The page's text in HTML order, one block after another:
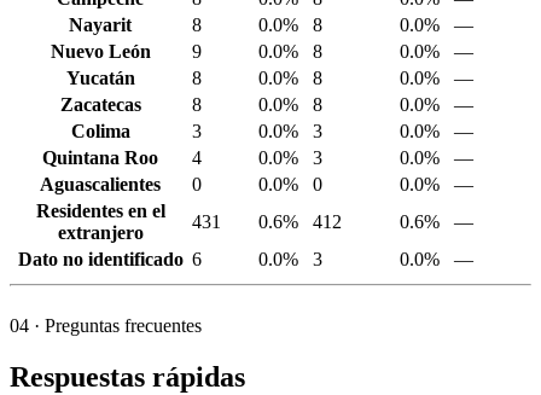
Nayarit
8 0.0% 8 0.0%
—
Nuevo León
9 0.0% 8 0.0%
—
Yucatán
8 0.0% 8 0.0%
—
Zacatecas
8 0.0% 8 0.0%
—
Colima
3 0.0% 3 0.0%
—
Quintana Roo
4 0.0% 3 0.0%
—
Aguascalientes
0 0.0% 0 0.0%
—
Residentes en el
extranjero
431 0.6% 412 0.6%
—
Dato no identificado 6 0.0% 3 0.0% —
04 · Preguntas frecuentes
Respuestas rápidas